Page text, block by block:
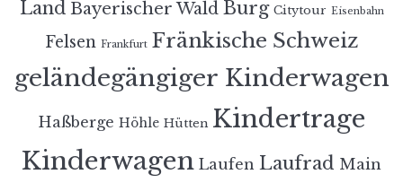
Land Bayerischer Wald Burg Citytour Eisenbahn
Felsen Frankfurt Fränkische Schweiz
geländegängiger Kinderwagen
Haßberge Höhle Hütten Kindertrage
Kinderwagen Laufen Laufrad Main